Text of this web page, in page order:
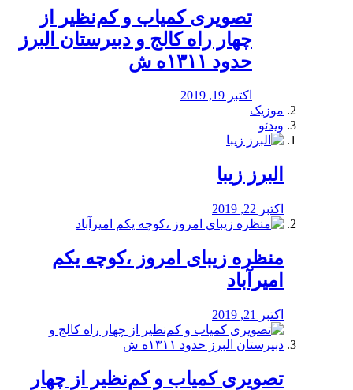
️تصویری کمیاب و کم‌نظیر از
چهار راه كالج و دبيرستان البرز
حدود ۱۳۱۱ه ش
اکتبر 19, 2019
موزیک
ویدئو
البرز زیبا
اکتبر 22, 2019
منظره‌‌ زیبای امروز ،کوچه یکم
امیرآباد
اکتبر 21, 2019
️تصویری کمیاب و کم‌نظیر از چهار